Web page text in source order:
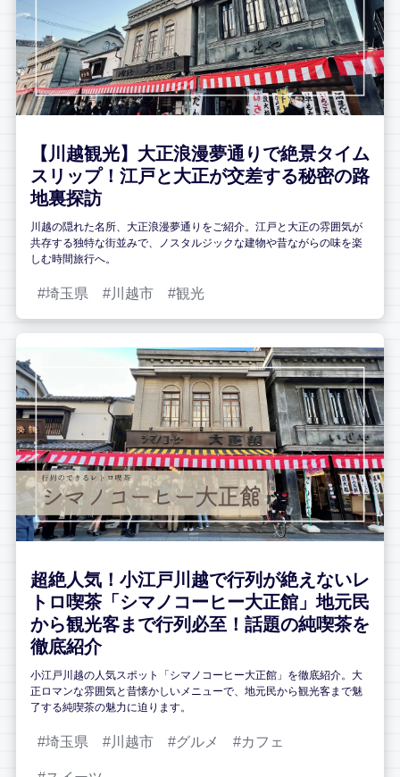
【川越観光】大正浪漫夢通りで絶景タイム
スリップ！江戸と大正が交差する秘密の路
地裏探訪
川越の隠れた名所、大正浪漫夢通りをご紹介。江戸と大正の雰囲気が
共存する独特な街並みで、ノスタルジックな建物や昔ながらの味を楽
しむ時間旅行へ。
埼玉県 川越市 観光
超絶人気！小江戸川越で行列が絶えないレ
トロ喫茶「シマノコーヒー大正館」地元民
から観光客まで行列必至！話題の純喫茶を
徹底紹介
小江戸川越の人気スポット「シマノコーヒー大正館」を徹底紹介。大
正ロマンな雰囲気と昔懐かしいメニューで、地元民から観光客まで魅
了する純喫茶の魅力に迫ります。
埼玉県 川越市 グルメ カフェ